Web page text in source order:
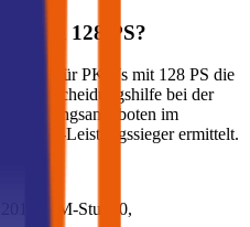
bei 128 PS?
Sie für PKWs mit 128 PS die
Entscheidungshilfe bei der
im
Preis-Leistungssieger ermittelt.
BM-Stufe 0,